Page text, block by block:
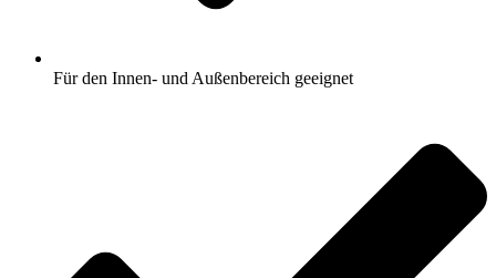
Für den Innen- und Außenbereich geeignet